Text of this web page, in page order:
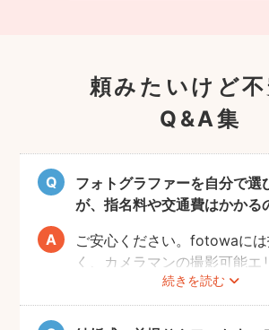
頼みたいけど
Q&A集
フォトグラファーを自分で選
が、指名料や交通費はかかる
続きを読む
ご安心ください。fotowaに
く、カメラマンの撮影可能エ
交通費も一切かかりません。
自己PRやポートフォリオか
ロのフォトグラファーをじっ